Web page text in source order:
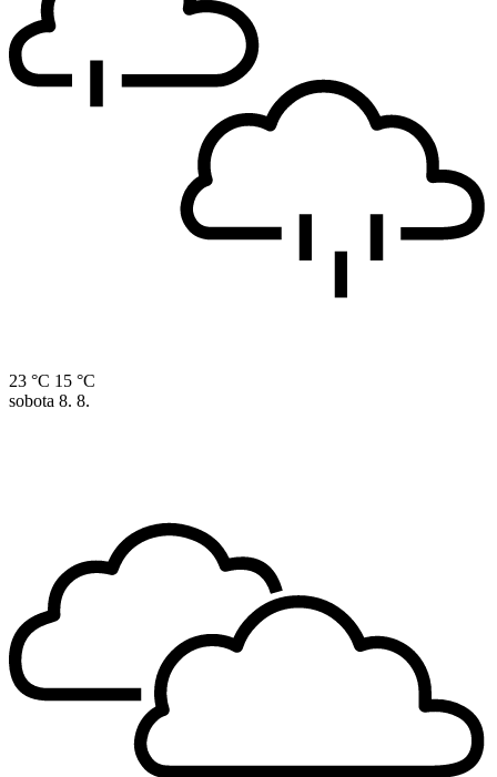
23 °C 15 °C
sobota 8. 8.